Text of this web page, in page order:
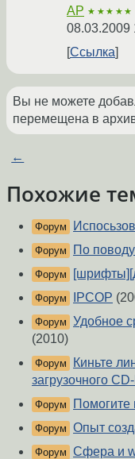
AP ★★★★★
08.03.2009
Ссылка
Вы не можете
перемещена в
←
Похожие
Форум
Форум По
Форум
Форум IPCOP
Форум Удобное
(2010)
Форум
Киньте
загрузочного
Форум Помогите
Форум Опыт
Форум Сфера и